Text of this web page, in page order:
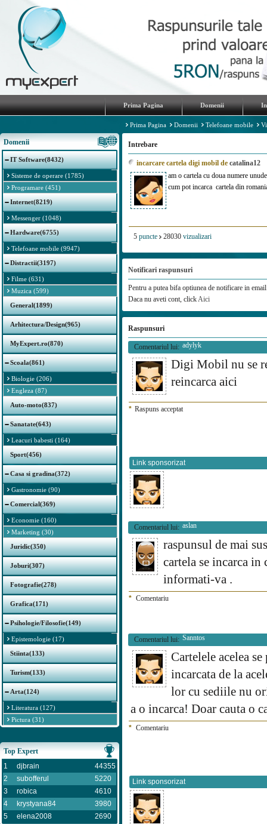
Prima Pagina Domenii
Domenii
IT Software(8432)
Sisteme de operare (1785)
Programare (451)
Internet(8219)
Messenger (1048)
Hardware(6755)
Telefoane mobile (9947)
Distractii(3197)
Filme (631)
Muzica (599)
General(1899)
Arhitectura/Design(965)
MyExpert.ro(870)
Scoala(861)
Biologie (206)
Engleza (87)
Auto-moto(837)
Sanatate(643)
Leacuri babesti (164)
Sport(456)
Casa si gradina(372)
Gastronomie (90)
Comercial(369)
Economie (160)
Marketing (30)
Juridic(350)
Joburi(307)
Fotografie(278)
Grafica(171)
Psihologie/Filosofie(149)
Epistemologie (17)
Stiinta(133)
Turism(133)
Arta(124)
Literatura (127)
Pictura (31)
Top Expert
1
djbrain
44355
2
subofferul
5220
3
robica
4610
4
krystyana84
3980
5
elena2008 2690
Prima Pagina Domenii Telefoane mobile
Intrebare
incarcare cartela digi mobil de catalina12
am o cartela cu doua numere
cum pot incarca cartela din
5 puncte 28030 vizualizari
Notificari raspunsuri
Pentru a putea bifa optiunea de notificare in
Daca nu aveti cont, clickAici
Raspunsuri
Comentariul lui: adylyk
Digi Mobil nu se
reincarca aici
* Raspuns acceptat
Link sponsorizat
Comentariul lui: aslan
raspunsul de mai
cartela se incarca
informati-va .
* Comentariu
Comentariul lui: Sanntos
Cartelele acelea
incarcata de la
lor cu sediile nu
a o incarca! Doar cauta o
* Comentariu
Link sponsorizat